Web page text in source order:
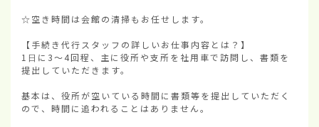
☆空き時間は会館の清掃もお任せします。
【手続き代行スタッフの詳しいお仕事内容とは？】
1日に3〜4回程、主に役所や支所を社用車で訪問し、書類を
提出していただきます。
基本は、役所が空いている時間に書類等を提出していただく
ので、時間に追われることはありません。